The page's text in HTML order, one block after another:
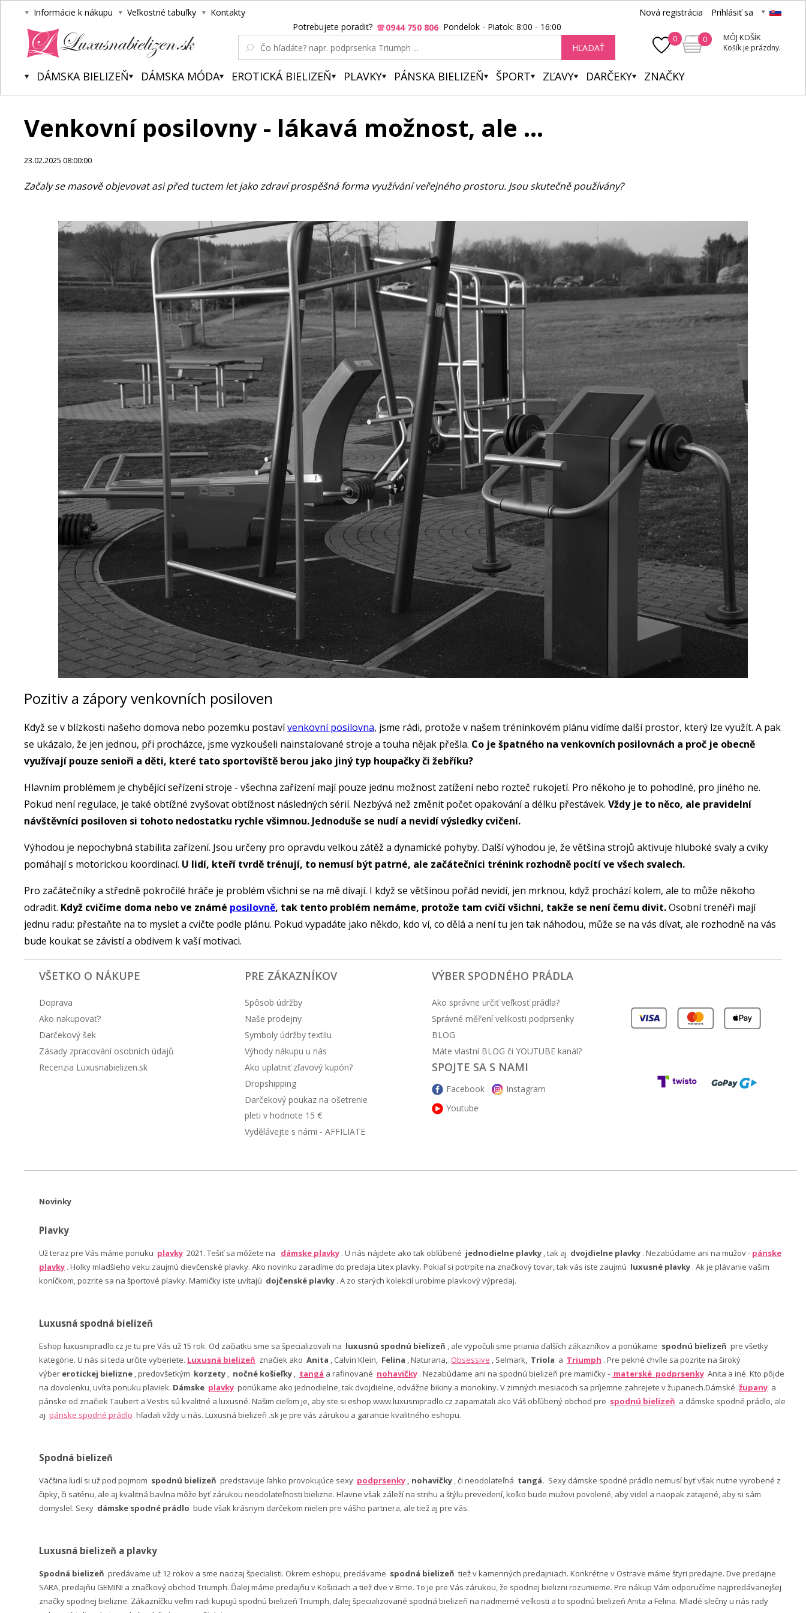
Informácie k nákupu Veľkostné tabuľky Kontakty Nová registrácia Prihlásiť sa
0 0 MÔJ KOŠÍK
Košík je prázdny.
Potrebujete poradiť? 0944 750 806 Pondelok - Piatok: 8:00 - 16:00
HĽADAŤ
DÁMSKA BIELIZEŇ DÁMSKA MÓDA EROTICKÁ BIELIZEŇ PLAVKY PÁNSKA BIELIZEŇ ŠPORT ZĽAVY DARČEKY ZNAČKY
Venkovní posilovny - lákavá možnost, ale …
23.02.2025 08:00:00
Začaly se masově objevovat asi před tuctem let jako zdraví prospěšná forma využívání veřejného prostoru. Jsou skutečně používány?
Pozitiv a zápory venkovních posiloven
Když se v blízkosti našeho domova nebo pozemku postavívenkovní posilovna, jsme rádi, protože v našem tréninkovém plánu vidíme další prostor, který lze využít. A pak
se ukázalo, že jen jednou, při procházce, jsme vyzkoušeli nainstalované stroje a touha nějak přešla. Co je špatného na venkovních posilovnách a proč je obecně
využívají pouze senioři a děti, které tato sportoviště berou jako jiný typ houpačky či žebříku?
Hlavním problémem je chybějící seřízení stroje - všechna zařízení mají pouze jednu možnost zatížení nebo rozteč rukojetí. Pro někoho je to pohodlné, pro jiného ne.
Pokud není regulace, je také obtížné zvyšovat obtížnost následných sérií. Nezbývá než změnit počet opakování a délku přestávek. Vždy je to něco, ale pravidelní
návštěvníci posiloven si tohoto nedostatku rychle všimnou. Jednoduše se nudí a nevidí výsledky cvičení.
Výhodou je nepochybná stabilita zařízení. Jsou určeny pro opravdu velkou zátěž a dynamické pohyby. Další výhodou je, že většina strojů aktivuje hluboké svaly a cviky
pomáhají s motorickou koordinací. U lidí, kteří tvrdě trénují, to nemusí být patrné, ale začátečníci trénink rozhodně pocítí ve všech svalech.
Pro začátečníky a středně pokročilé hráče je problém všichni se na mě dívají. I když se většinou pořád nevidí, jen mrknou, když prochází kolem, ale to může někoho
odradit. Když cvičíme doma nebo ve známé posilovně, tak tento problém nemáme, protože tam cvičí všichni, takže se není čemu divit.Osobní trenéři mají
jednu radu: přestaňte na to myslet a cvičte podle plánu. Pokud vypadáte jako někdo, kdo ví, co dělá a není tu jen tak náhodou, může se na vás dívat, ale rozhodně na vás
bude koukat se závistí a obdivem k vaší motivaci.
VŠETKO O NÁKUPE
Doprava
Ako nakupovať?
Darčekový šek
Zásady zpracování osobních údajů
Recenzia Luxusnabielizen.sk
PRE ZÁKAZNÍKOV
Spôsob údržby
Naše prodejny
Symboly údržby textilu
Výhody nákupu u nás
Ako uplatniť zľavový kupón?
Dropshipping
Darčekový poukaz na ošetrenie
pleti v hodnote 15 €
Vydělávejte s námi - AFFILIATE
VÝBER SPODNÉHO PRÁDLA
Ako správne určiť veľkosť prádla?
Správné měření velikosti podprsenky
BLOG
Máte vlastní BLOG či YOUTUBE kanál?
SPOJTE SA S NAMI
Facebook
Instagram
Youtube
Novinky
Plavky
Už teraz pre Vás máme ponuku plavky 2021. Tešiť sa môžete na dámske plavky . U nás nájdete ako tak obľúbené jednodielne plavky , tak aj dvojdielne plavky . Nezabúdame ani na mužov - pánske
plavky . Holky mladšieho veku zaujmú dievčenské plavky. Ako novinku zaradíme do predaja Litex plavky. Pokiaľ si potrpíte na značkový tovar, tak vás iste zaujmú luxusné plavky . Ak je plávanie vašim
koníčkom, pozrite sa na športové plavky. Mamičky iste uvítajú dojčenské plavky . A zo starých kolekcií urobíme plavkový výpredaj.
Luxusná spodná bielizeň
Eshop luxusnipradlo.cz je tu pre Vás už 15 rok. Od začiatku sme sa špecializovali na luxusnú spodnú bielizeň , ale vypočuli sme priania ďalších zákazníkov a ponúkame spodnú bielizeň pre všetky
kategórie. U nás si teda určite vyberiete. Luxusná bielizeň značiek ako Anita , Calvin Klein, Felina , Naturana, Obsessive , Selmark, Triola a Triumph . Pre pekné chvíle sa pozrite na široký
výber erotickej bielizne , predovšetkým korzety , nočné košieľky , tangá a rafinované nohavičky . Nezabúdame ani na spodnú bielizeň pre mamičky - materské podprsenky Anita a iné. Kto pôjde
na dovolenku, uvíta ponuku plaviek. Dámske plavky ponúkame ako jednodielne, tak dvojdielne, odvážne bikiny a monokiny. V zimných mesiacoch sa príjemne zahrejete v županech.Dámské župany a
pánske od značiek Taubert a Vestis sú kvalitné a luxusné. Našim cieľom je, aby ste si eshop www.luxusnipradlo.cz zapamätali ako Váš obľúbený obchod pre spodnú bielizeň a dámske spodné prádlo, ale
aj pánske spodné prádlo hľadali vždy u nás. Luxusná bielizeň .sk je pre vás zárukou a garancie kvalitného eshopu.
Spodná bielizeň
Väčšina ľudí si už pod pojmom spodnú bielizeň predstavuje ľahko provokujúce sexy podprsenky , nohavičky , či neodolateľná tangá. Sexy dámske spodné prádlo nemusí byť však nutne vyrobené z
čipky, či saténu, ale aj kvalitná bavlna môže byť zárukou neodolateľnosti bielizne. Hlavne však záleží na strihu a štýlu prevedení, koľko bude mužovi povolené, aby videl a naopak zatajené, aby si sám
domyslel. Sexy dámske spodné prádlo bude však krásnym darčekom nielen pre vášho partnera, ale tiež aj pre vás.
Luxusná bielizeň a plavky
Spodná bielizeň predávame už 12 rokov a sme naozaj špecialisti. Okrem eshopu, predávame spodná bielizeň tiež v kamenných predajniach. Konkrétne v Ostrave máme štyri predajne. Dve predajne
SARA, predajňu GEMINI a značkový obchod Triumph. Ďalej máme predajňu v Košiciach a tiež dve v Brne. To je pre Vás zárukou, že spodnej bielizni rozumieme. Pre nákup Vám odporučíme najpredávanejšej
značky spodnej bielizne. Zákazníčku veľmi radi kupujú spodnú bielizeň Triumph, ďalej špecializované spodná bielizeň na nadmerné veľkosti a to spodnú bielizeň Anita a Felina. Mladé slečny u nás rady